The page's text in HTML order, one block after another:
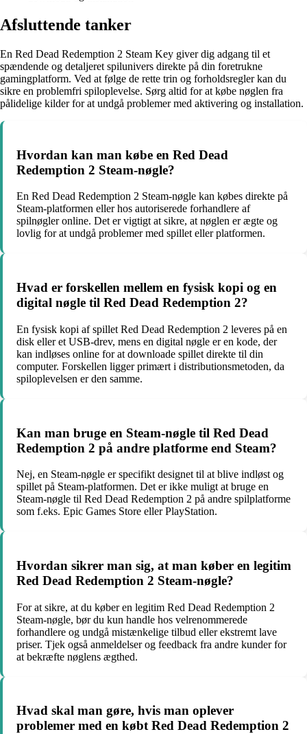
Afsluttende tanker
En Red Dead Redemption 2 Steam Key giver dig adgang til et
spændende og detaljeret spilunivers direkte på din foretrukne
gamingplatform. Ved at følge de rette trin og forholdsregler kan du
sikre en problemfri spiloplevelse. Sørg altid for at købe nøglen fra
pålidelige kilder for at undgå problemer med aktivering og installation.
Hvordan kan man købe en Red Dead
Redemption 2 Steam-nøgle?
En Red Dead Redemption 2 Steam-nøgle kan købes direkte på
Steam-platformen eller hos autoriserede forhandlere af
spilnøgler online. Det er vigtigt at sikre, at nøglen er ægte og
lovlig for at undgå problemer med spillet eller platformen.
Hvad er forskellen mellem en fysisk kopi og en
digital nøgle til Red Dead Redemption 2?
En fysisk kopi af spillet Red Dead Redemption 2 leveres på en
disk eller et USB-drev, mens en digital nøgle er en kode, der
kan indløses online for at downloade spillet direkte til din
computer. Forskellen ligger primært i distributionsmetoden, da
spiloplevelsen er den samme.
Kan man bruge en Steam-nøgle til Red Dead
Redemption 2 på andre platforme end Steam?
Nej, en Steam-nøgle er specifikt designet til at blive indløst og
spillet på Steam-platformen. Det er ikke muligt at bruge en
Steam-nøgle til Red Dead Redemption 2 på andre spilplatforme
som f.eks. Epic Games Store eller PlayStation.
Hvordan sikrer man sig, at man køber en legitim
Red Dead Redemption 2 Steam-nøgle?
For at sikre, at du køber en legitim Red Dead Redemption 2
Steam-nøgle, bør du kun handle hos velrenommerede
forhandlere og undgå mistænkelige tilbud eller ekstremt lave
priser. Tjek også anmeldelser og feedback fra andre kunder for
at bekræfte nøglens ægthed.
Hvad skal man gøre, hvis man oplever
problemer med en købt Red Dead Redemption 2